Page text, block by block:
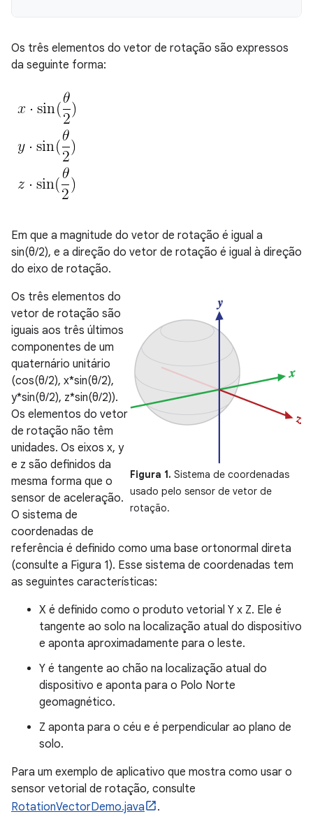
Os três elementos do vetor de rotação são expressos
da seguinte forma:
Em que a magnitude do vetor de rotação é igual a
sin(θ/2), e a direção do vetor de rotação é igual à direção
do eixo de rotação.
Figura 1. Sistema de coordenadas
usado pelo sensor de vetor de
rotação.
Os três elementos do
vetor de rotação são
iguais aos três últimos
componentes de um
quaternário unitário
(cos(θ/2), x*sin(θ/2),
y*sin(θ/2), z*sin(θ/2)).
Os elementos do vetor
de rotação não têm
unidades. Os eixos x, y
e z são definidos da
mesma forma que o
sensor de aceleração.
O sistema de
coordenadas de
referência é definido como uma base ortonormal direta
(consulte a Figura 1). Esse sistema de coordenadas tem
as seguintes características:
X é definido como o produto vetorial Y x Z. Ele é
tangente ao solo na localização atual do dispositivo
e aponta aproximadamente para o leste.
Y é tangente ao chão na localização atual do
dispositivo e aponta para o Polo Norte
geomagnético.
Z aponta para o céu e é perpendicular ao plano de
solo.
Para um exemplo de aplicativo que mostra como usar o
sensor vetorial de rotação, consulte
RotationVectorDemo.java
.